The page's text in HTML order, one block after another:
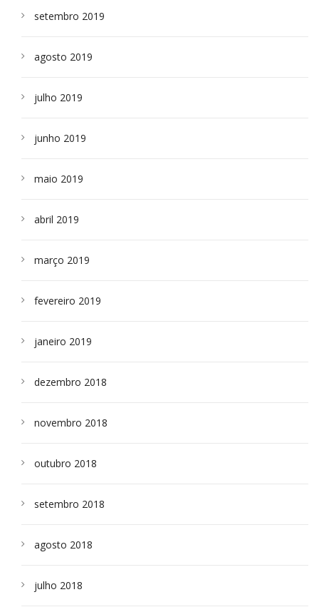
setembro 2019
agosto 2019
julho 2019
junho 2019
maio 2019
abril 2019
março 2019
fevereiro 2019
janeiro 2019
dezembro 2018
novembro 2018
outubro 2018
setembro 2018
agosto 2018
julho 2018